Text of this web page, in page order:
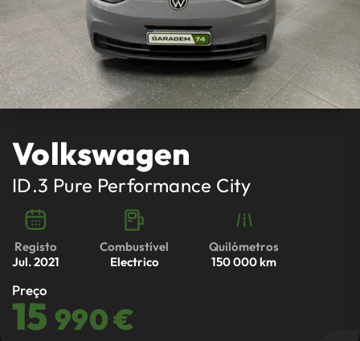
Volkswagen
ID.3 Pure Performance City
Registo
Jul. 2021
Combustível
Electrico
Quilómetros
150 000 km
Preço
15 990 €